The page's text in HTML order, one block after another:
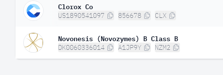
Clorox Co
US1890541097 856678 CLX
Novonesis (Novozymes) B Class B
DK0060336014 A1JP9Y NZM2